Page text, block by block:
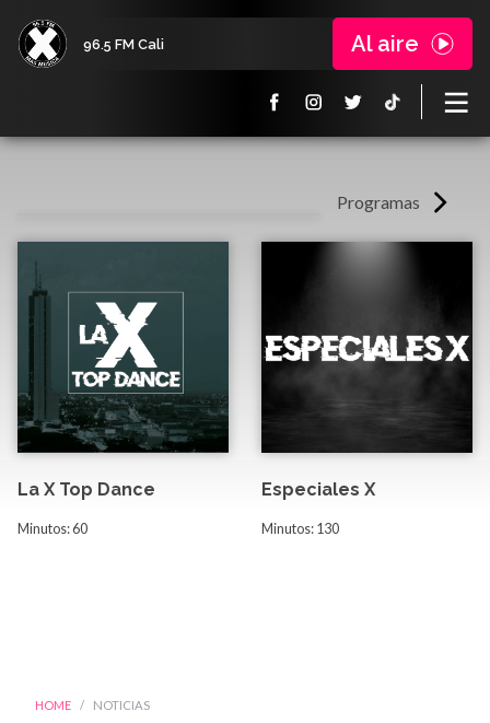
96.5 FM Cali Al aire
Programas
La X Top Dance
Minutos: 60
Especiales X
Minutos: 130
HOME NOTICIAS